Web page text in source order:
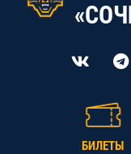
БИЛЕТЫ